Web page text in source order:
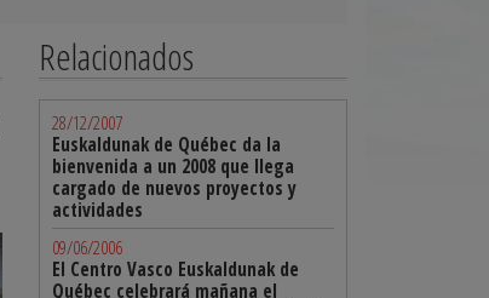
Relacionados
28/12/2007
Euskaldunak de Québec da la
bienvenida a un 2008 que llega
cargado de nuevos proyectos y
actividades
09/06/2006
El Centro Vasco Euskaldunak de
Québec celebrará mañana el